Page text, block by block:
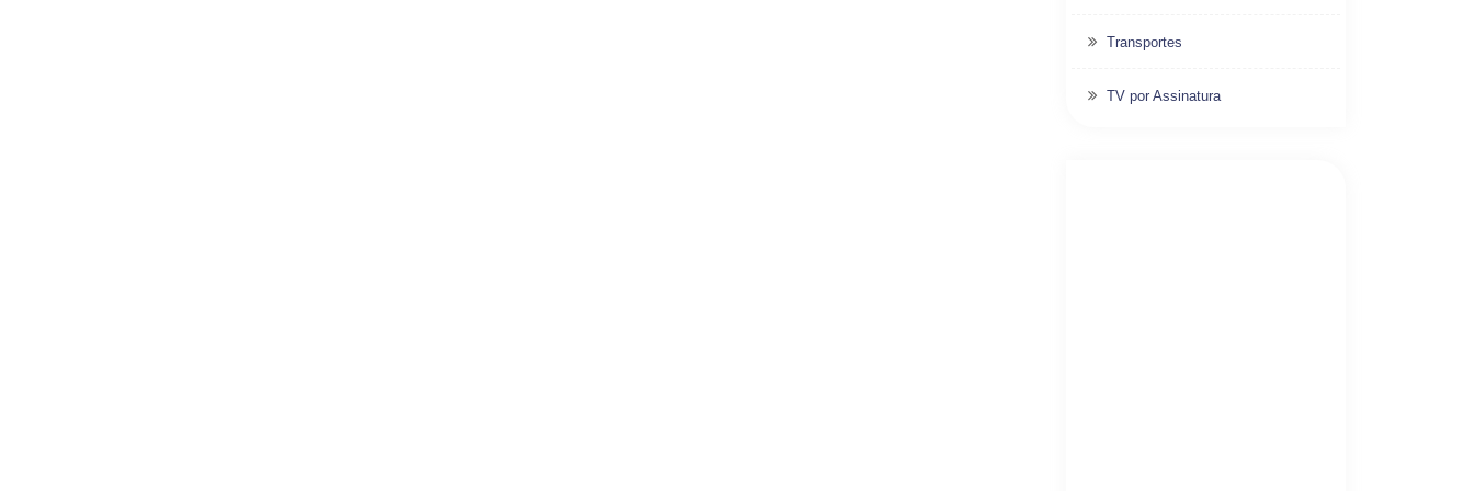
Transportes
TV por Assinatura